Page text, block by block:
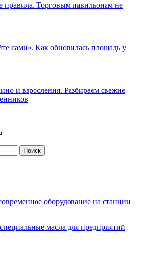
правила. Торговым павильонам не
сами». Как обновилась площадь у
и взросления. Разбираем свежие
оборудование на станции
масла для предприятий